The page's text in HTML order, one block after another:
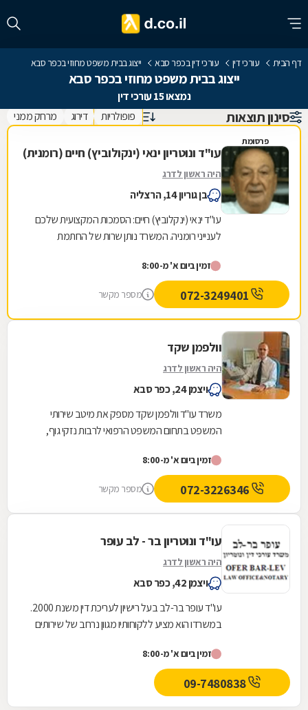
דף הבית עורכי דין עורכי דין בכפר סבא ייצוג בבית משפט מחוזי בכפר סבא
ייצוג בבית משפט מחוזי בכפר סבא
נמצאו 15 עורכי דין
סינון תוצאות פופולריות דירוג מרחק ממני
פרסומת
עו"ד ונוטריון ינאי (ינקולוביץ) חיים (רומנית)
היה ראשון לדרג
בן גוריון 14, הרצליה
עו"ד ינאי (ינקלוביץ) חיים: הסמכות המקצועית שלכם
לענייני רומניה. המשרד נותן שרות של החתמת
החוץ...זמין ביום א' מ-8:00
מספר מקשר
וולפמן שקד
היה ראשון לדרג
ויצמן 24, כפר סבא
משרד עו"ד וולפמן שקד מספק את מיטב שירותי
המשפט בתחום המשפט הרפואי לרבות נזקי גוף,
בדיני עבודה...
זמין ביום א' מ-8:00
מספר מקשר
עו"ד ונוטריון בר - לב עופר
היה ראשון לדרג
ויצמן 42, כפר סבא
עו"ד עופר בר-לב בעל רישיון לעריכת דין משנת 2000.
במשרדו הוא מציע ללקוחותיו מגוון נרחב של שירותים
זמין ביום א' מ-8:00
09-7480838